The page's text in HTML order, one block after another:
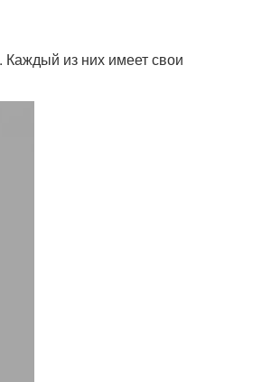
Каждый из них имеет свои